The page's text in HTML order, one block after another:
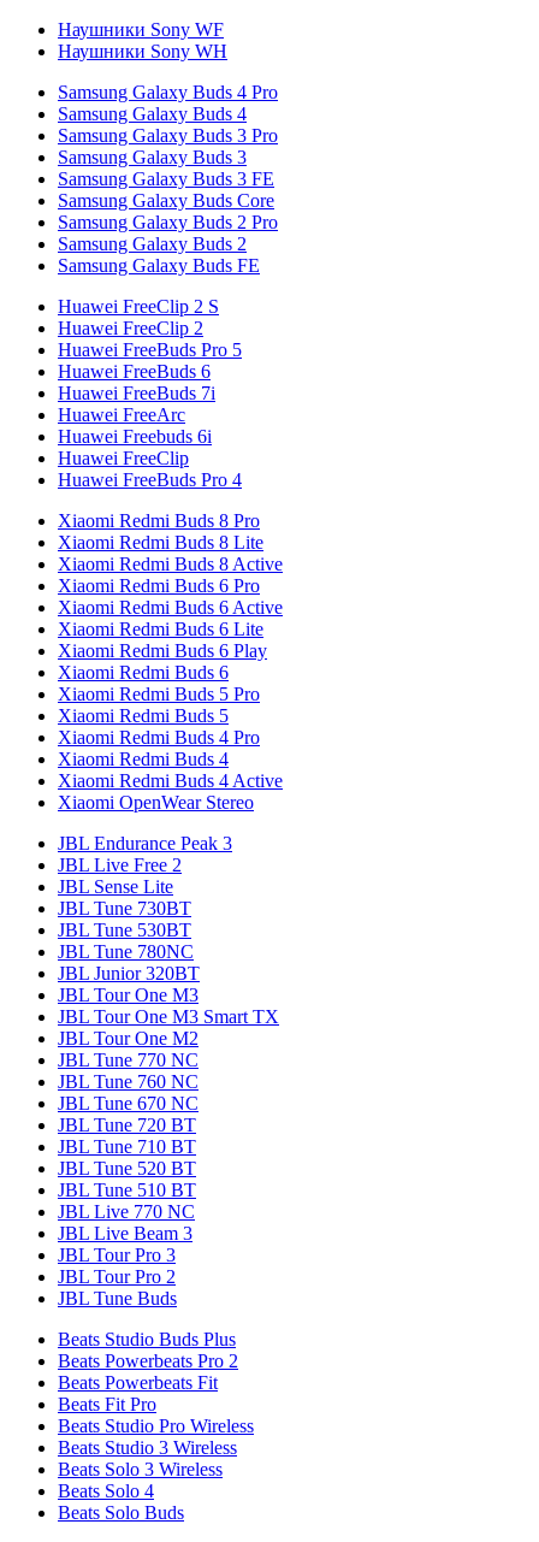
Наушники Sony WF
Наушники Sony WH
Samsung Galaxy Buds 4 Pro
Samsung Galaxy Buds 4
Samsung Galaxy Buds 3 Pro
Samsung Galaxy Buds 3
Samsung Galaxy Buds 3 FE
Samsung Galaxy Buds Core
Samsung Galaxy Buds 2 Pro
Samsung Galaxy Buds 2
Samsung Galaxy Buds FE
Huawei FreeClip 2 S
Huawei FreeClip 2
Huawei FreeBuds Pro 5
Huawei FreeBuds 6
Huawei FreeBuds 7i
Huawei FreeArc
Huawei Freebuds 6i
Huawei FreeClip
Huawei FreeBuds Pro 4
Xiaomi Redmi Buds 8 Pro
Xiaomi Redmi Buds 8 Lite
Xiaomi Redmi Buds 8 Active
Xiaomi Redmi Buds 6 Pro
Xiaomi Redmi Buds 6 Active
Xiaomi Redmi Buds 6 Lite
Xiaomi Redmi Buds 6 Play
Xiaomi Redmi Buds 6
Xiaomi Redmi Buds 5 Pro
Xiaomi Redmi Buds 5
Xiaomi Redmi Buds 4 Pro
Xiaomi Redmi Buds 4
Xiaomi Redmi Buds 4 Active
Xiaomi OpenWear Stereo
JBL Endurance Peak 3
JBL Live Free 2
JBL Sense Lite
JBL Tune 730BT
JBL Tune 530BT
JBL Tune 780NC
JBL Junior 320BT
JBL Tour One M3
JBL Tour One M3 Smart TX
JBL Tour One M2
JBL Tune 770 NC
JBL Tune 760 NC
JBL Tune 670 NC
JBL Tune 720 BT
JBL Tune 710 BT
JBL Tune 520 BT
JBL Tune 510 BT
JBL Live 770 NC
JBL Live Beam 3
JBL Tour Pro 3
JBL Tour Pro 2
JBL Tune Buds
Beats Studio Buds Plus
Beats Powerbeats Pro 2
Beats Powerbeats Fit
Beats Fit Pro
Beats Studio Pro Wireless
Beats Studio 3 Wireless
Beats Solo 3 Wireless
Beats Solo 4
Beats Solo Buds